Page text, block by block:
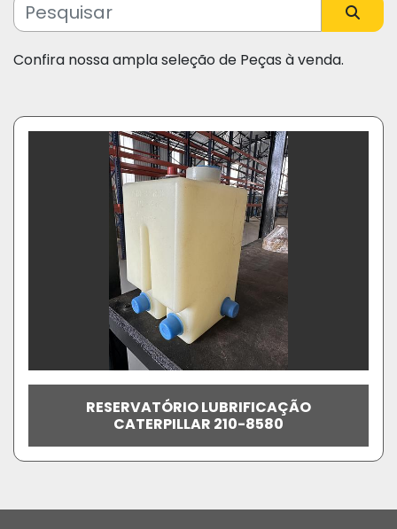
Fabricante
Confira nossa ampla seleção de Peças à venda.
RESERVATÓRIO LUBRIFICAÇÃO
CATERPILLAR 210-8580